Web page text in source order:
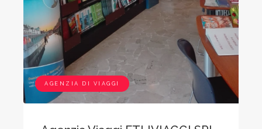
AGENZIA DI VIAGGI